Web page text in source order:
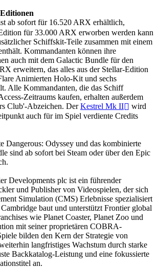
ab sofort für 16.520 ARX erhältlich,
für 33.000 ARX erworben werden kann
Schiffskit-Teile zusammen mit einem
Kommandanten können ihre
auch mit dem Galactic Bundle für den
erweitern, das alles aus der Stellar-Edition
Animierten Holo-Kit und sechs
Alle Kommandanten, die das Schiff
Zeitraums kaufen, erhalten außerdem
Club'-Abzeichen. DerKestrel Mk II
wird
auch für im Spiel verdiente Credits
Dangerous: Odyssey und das kombinierte
sind ab sofort bei Steam oder über den Epic
Developments plc ist ein führender
und Publisher von Videospielen, der sich
Simulation (CMS) Erlebnisse spezialisiert
baut und unterstützt Frontier global
wie Planet Coaster, Planet Zoo und
mit seiner proprietären COBRA-
bilden den Kern der Strategie von
langfristiges Wachstum durch starke
Backkatalog-Leistung und eine fokussierte
an.